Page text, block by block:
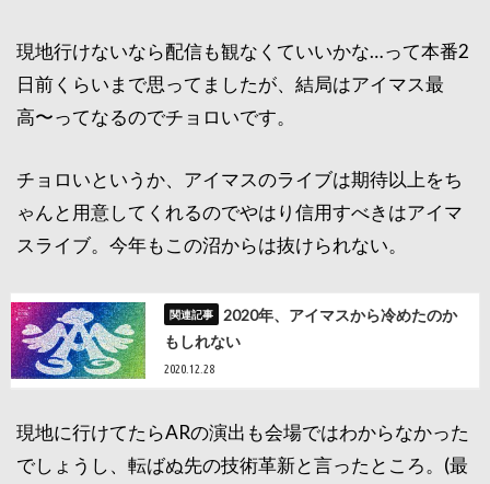
現地行けないなら配信も観なくていいかな…って本番2
日前くらいまで思ってましたが、結局はアイマス最
高〜ってなるのでチョロいです。
チョロいというか、アイマスのライブは期待以上をち
ゃんと用意してくれるのでやはり信用すべきはアイマ
スライブ。今年もこの沼からは抜けられない。
2020年、アイマスから冷めたのか
もしれない
2020.12.28
現地に行けてたらARの演出も会場ではわからなかった
でしょうし、転ばぬ先の技術革新と言ったところ。(最